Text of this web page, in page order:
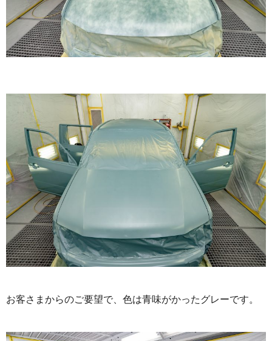
お客さまからのご要望で、色は青味がかったグレーです。